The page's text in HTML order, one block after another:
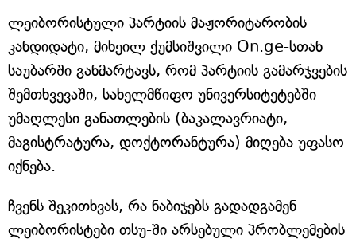
ლეიბორისტული პარტიის მაჟორიტარობის
კანდიდატი, მიხეილ ქუმსიშვილი On.ge-სთან
საუბარში განმარტავს, რომ პარტიის გამარჯვების
შემთხვევაში, სახელმწიფო უნივერსიტეტებში
უმაღლესი განათლების (ბაკალავრიატი,
მაგისტრატურა, დოქტორანტურა) მიღება უფასო
იქნება.
ჩვენს შეკითხვას, რა ნაბიჯებს გადადგამენ
ლეიბორისტები თსუ-ში არსებული პრობლემების